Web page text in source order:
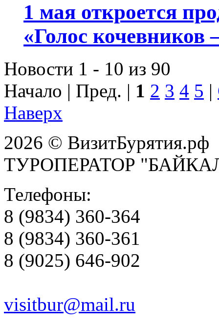
1 мая откроется
«Голос кочевников
Новости 1 - 10 из 90
Начало | Пред. | 1 2 3 4 5 |
Наверх
2026 © ВизитБурятия.рф
ТУРОПЕРАТОР
Телефоны:
8 (9834) 360-364
8 (9834) 360-361
8 (9025) 646-902
visitbur@mail.ru